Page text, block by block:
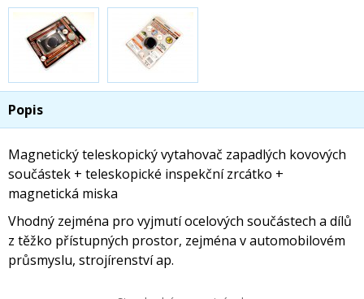
Popis
Magnetický teleskopický vytahovač zapadlých kovových
součástek + teleskopické inspekční zrcátko +
magnetická miska
Vhodný zejména pro vyjmutí ocelových součástech a dílů
z těžko přístupných prostor, zejména v automobilovém
průsmyslu, strojírenství ap.